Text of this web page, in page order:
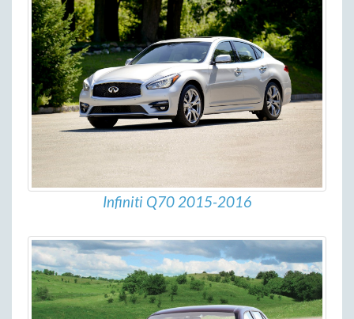
Infiniti Q70 2015-2016